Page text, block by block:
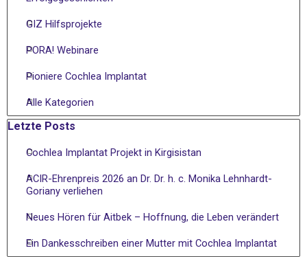
GIZ Hilfsprojekte
PORA! Webinare
Pioniere Cochlea Implantat
Alle Kategorien
Block überspringen Letzte Posts
Letzte Posts
Cochlea Implantat Projekt in Kirgisistan
ACIR-Ehrenpreis 2026 an Dr. Dr. h. c. Monika Lehnhardt-
Goriany verliehen
Neues Hören für Aitbek – Hoffnung, die Leben verändert
Ein Dankesschreiben einer Mutter mit Cochlea Implantat